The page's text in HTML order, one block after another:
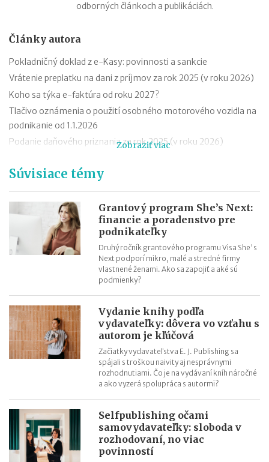
odborných článkoch a publikáciách.
Články autora
Pokladničný doklad z e-Kasy: povinnosti a sankcie
Vrátenie preplatku na dani z príjmov za rok 2025 (v roku 2026)
Koho sa týka e-faktúra od roku 2027?
Tlačivo oznámenia o použití osobného motorového vozidla na
podnikanie od 1.1.2026
Podanie daňového priznania za rok 2025 (v roku 2026)
Stravné (diéty) od 1.12.2025
Zmeny v sociálnom poistení SZČO od 1.1.2026
Odvodová odpočítateľná položka z príjmu trénerov od 1.1.2026
11 mýtov o dôchodkoch
Zobraziť viac
Súvisiace témy
Grantový program She’s Next:
financie a poradenstvo pre
podnikateľky
Druhý ročník grantového programu Visa She's
Next podporí mikro, malé a stredné firmy
vlastnené ženami. Ako sa zapojiť a aké sú
podmienky?
Vydanie knihy podľa
vydavateľky: dôvera vo vzťahu s
autorom je kľúčová
Začiatky vydavateľstva E. J. Publishing sa
spájali s troškou naivity aj nesprávnymi
rozhodnutiami. Čo je na vydávaní kníh náročné
a ako vyzerá spolupráca s autormi?
Selfpublishing očami
samovydavateľky: sloboda v
rozhodovaní, no viac
povinností